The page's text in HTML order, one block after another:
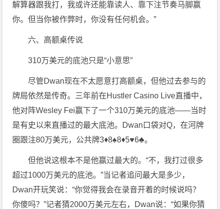
解算器跟我打，我或许还能靠读人、靠下注节奏马脚赢
你。但当你被作弊时，你没有任何机会。”
六、高额桌传说
310万美元的底池只是“小意思”
尽管Dwan现在不太愿意打高额桌，但他过去参与的
牌局依然是传奇。三年前在Hustler Casino Live直播中，
他对阵Wesley Fei赢下了一个310万美元的底池——当时
是有史以来直播过的最大底池。Dwan口袋对Q，在河牌
圈跟注80万美元，公共牌3♦8♠8♦5♥6♣。
但他说这根本不是他赢过最大的。“不，我打过很多
超过1000万美元的底池。”当记者追问最大是多少，
Dwan开玩笑说：“你觉得我会在录音开着的时候说吗？
你傻吗？”记者猜2000万美元左右，Dwan说：“如果你猜